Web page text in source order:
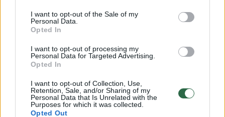
I want to opt-out of the Sale of my
Personal Data.
Opted In
I want to opt-out of processing my
Personal Data for Targeted Advertising.
Opted In
I want to opt-out of Collection, Use,
Retention, Sale, and/or Sharing of my
Personal Data that Is Unrelated with the
Purposes for which it was collected.
Opted Out
2025 Eur / kv. m“, – teigia T.S. Kvainickas.
Vidutinės klasės būstas nereikšmingai
pabrango nuo 2756 iki 2762 Eur. / kv. m,
prestižinės klasės būsto kaina išaugo dėl
struktūros pokyčių – nuo 3375 iki 3721 Eur /